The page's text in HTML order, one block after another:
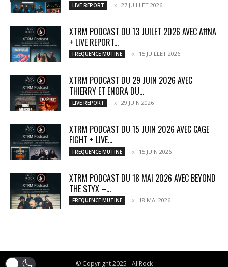
LIVE REPORT 27 JUILLET 2026
XTRM PODCAST DU 13 JUILET 2026 AVEC AĦNA
+ LIVE REPORT...
FREQUENCE MUTINE 15 JUILLET 2026
XTRM PODCAST DU 29 JUIN 2026 AVEC
THIERRY ET ENORA DU...
LIVE REPORT 29 JUIN 2026
XTRM PODCAST DU 15 JUIN 2026 AVEC CAGE
FIGHT + LIVE...
FREQUENCE MUTINE 15 JUIN 2026
XTRM PODCAST DU 18 MAI 2026 AVEC BEYOND
THE STYX –...
FREQUENCE MUTINE 18 MAI 2026
© Copyright 2025 - AllRock